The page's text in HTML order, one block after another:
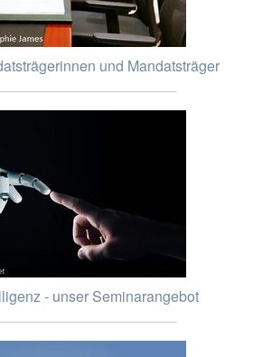
und Mandatsträger
- unser Seminarangebot